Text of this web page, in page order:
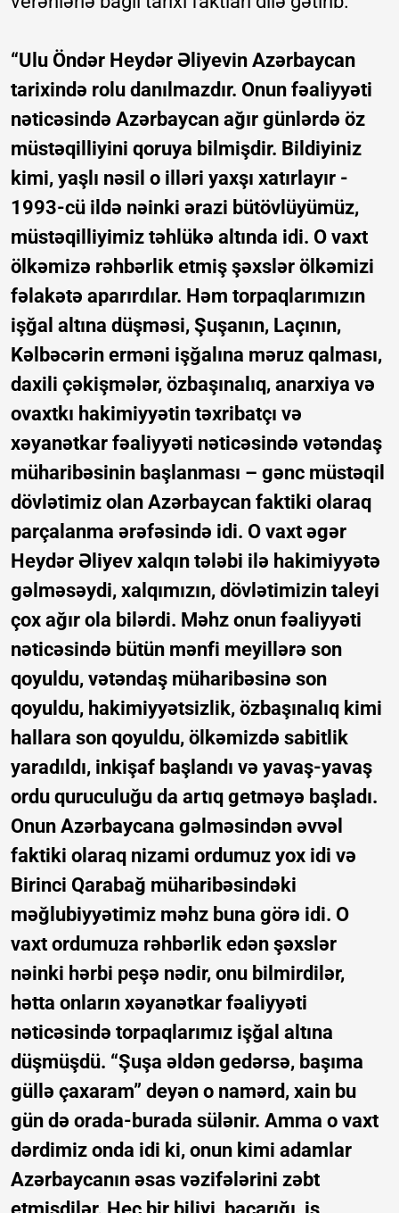
“Ulu Öndər Heydər Əliyevin Azərbaycan
tarixində rolu danılmazdır. Onun fəaliyyəti
nəticəsində Azərbaycan ağır günlərdə öz
müstəqilliyini qoruya bilmişdir. Bildiyiniz
kimi, yaşlı nəsil o illəri yaxşı xatırlayır -
1993-cü ildə nəinki ərazi bütövlüyümüz,
müstəqilliyimiz təhlükə altında idi. O vaxt
ölkəmizə rəhbərlik etmiş şəxslər ölkəmizi
fəlakətə aparırdılar. Həm torpaqlarımızın
işğal altına düşməsi, Şuşanın, Laçının,
Kəlbəcərin erməni işğalına məruz qalması,
daxili çəkişmələr, özbaşınalıq, anarxiya və
ovaxtkı hakimiyyətin təxribatçı və
xəyanətkar fəaliyyəti nəticəsində vətəndaş
müharibəsinin başlanması – gənc müstəqil
dövlətimiz olan Azərbaycan faktiki olaraq
parçalanma ərəfəsində idi. O vaxt əgər
Heydər Əliyev xalqın tələbi ilə hakimiyyətə
gəlməsəydi, xalqımızın, dövlətimizin taleyi
çox ağır ola bilərdi. Məhz onun fəaliyyəti
nəticəsində bütün mənfi meyillərə son
qoyuldu, vətəndaş müharibəsinə son
qoyuldu, hakimiyyətsizlik, özbaşınalıq kimi
hallara son qoyuldu, ölkəmizdə sabitlik
yaradıldı, inkişaf başlandı və yavaş-yavaş
ordu quruculuğu da artıq getməyə başladı.
Onun Azərbaycana gəlməsindən əvvəl
faktiki olaraq nizami ordumuz yox idi və
Birinci Qarabağ müharibəsindəki
məğlubiyyətimiz məhz buna görə idi. O
vaxt ordumuza rəhbərlik edən şəxslər
nəinki hərbi peşə nədir, onu bilmirdilər,
hətta onların xəyanətkar fəaliyyəti
nəticəsində torpaqlarımız işğal altına
düşmüşdü. “Şuşa əldən gedərsə, başıma
güllə çaxaram” deyən o namərd, xain bu
gün də orada-burada sülənir. Amma o vaxt
dərdimiz onda idi ki, onun kimi adamlar
Azərbaycanın əsas vəzifələrini zəbt
etmişdilər. Heç bir biliyi, bacarığı, iş